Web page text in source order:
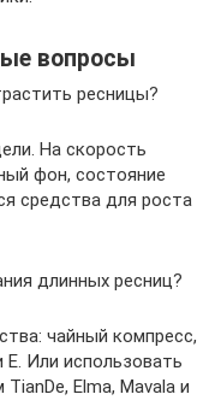
вопросы
ресницы?
На скорость
фон, состояние
средства для роста
длинных ресниц?
чайный компресс,
Или использовать
Elma, Mavala и